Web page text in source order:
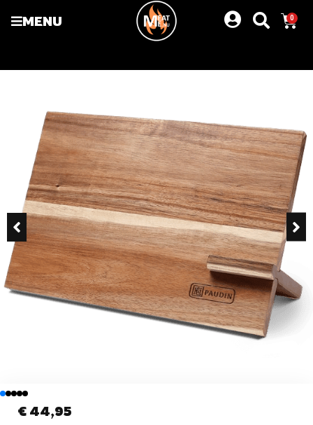
MENU 0
€ 44,95